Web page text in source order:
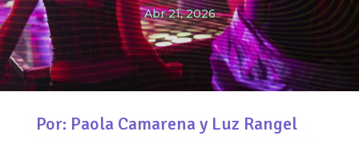
Abr 21, 2026
Por: Paola Camarena y Luz Rangel